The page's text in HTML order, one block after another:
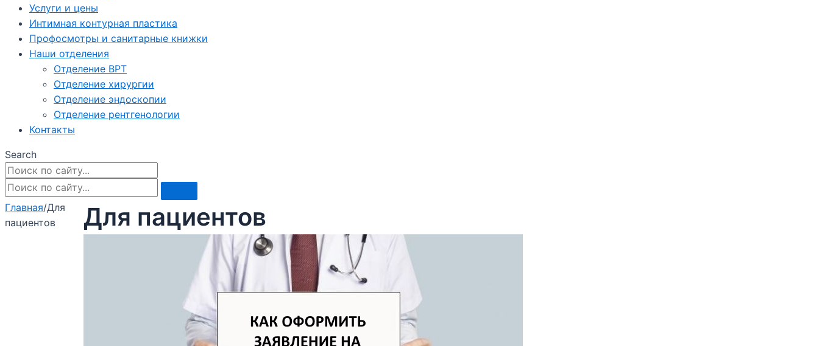
Услуги и цены
Интимная контурная пластика
Профосмотры и санитарные книжки
Наши отделения
Отделение ВРТ
Отделение хирургии
Отделение эндоскопии
Отделение рентгенологии
Контакты
Search
Главная/Для
пациентов
Для пациентов